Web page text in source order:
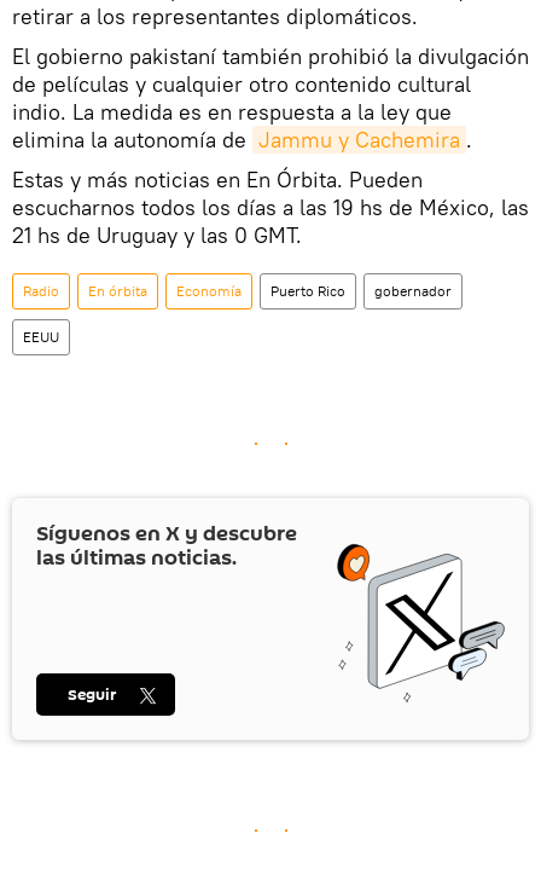
retirar a los representantes diplomáticos.
El gobierno pakistaní también prohibió la divulgación
de películas y cualquier otro contenido cultural
indio. La medida es en respuesta a la ley que
elimina la autonomía de Jammu y Cachemira .
Estas y más noticias en En Órbita. Pueden
escucharnos todos los días a las 19 hs de México, las
21 hs de Uruguay y las 0 GMT.
Radio En órbita Economía Puerto Rico gobernador
EEUU
Síguenos en X y descubre
las últimas noticias.
Seguir